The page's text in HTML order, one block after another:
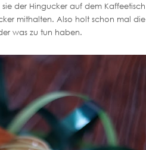
der Hingucker auf dem Kaffeetisch
mithalten. Also holt schon mal die
was zu tun haben.